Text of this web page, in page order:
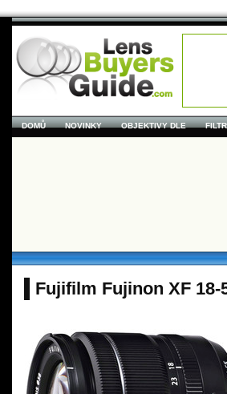
DOMŮ NOVINKY OBJEKTIVY DLE
Fujifilm Fujinon XF 18-